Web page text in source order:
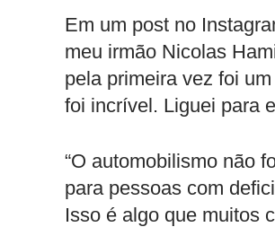
Em um post no
meu irmão Nicolas
pela primeira vez foi
foi incrível. Liguei para
“O automobilismo não
para pessoas com
Isso é algo que muitos